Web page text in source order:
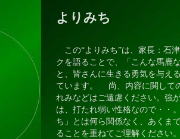
よりみち
この“よりみち”は、家長：石
クを語ることで、「こんな馬鹿
と、皆さんに生きる勇気を与え
ています。 尚、内容に関して
れみなどはご遠慮ください。強
は、打たれ弱い性格なので・・
ち」とは何ら関係なく、あくま
ることを重ねてご理解ください